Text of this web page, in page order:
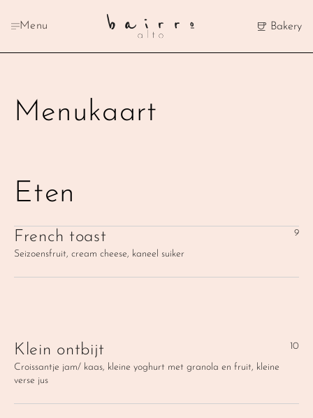
Menu Bakery
Menukaart
Eten
French toast
Seizoensfruit, cream cheese, kaneel suiker
9
Klein ontbijt
Croissantje jam/ kaas, kleine yoghurt met granola en fruit, kleine
verse jus
10